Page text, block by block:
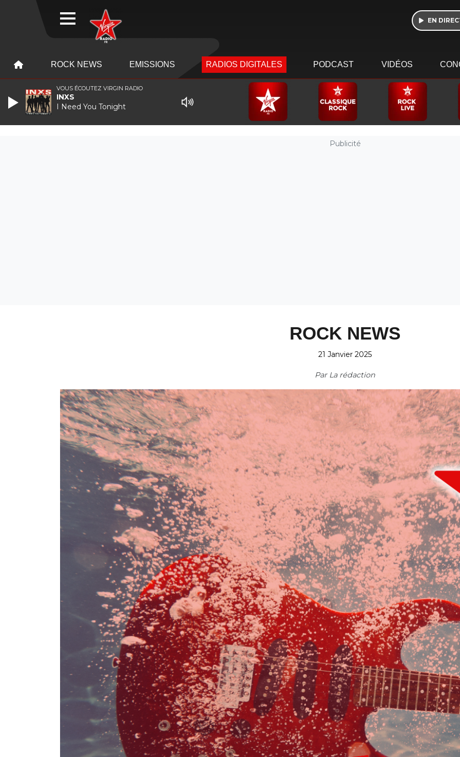
EN
ROCK NEWS EMISSIONS RADIOS DIGITALES PODCAST VIDÉOS
Publicité
ROCK NEWS
21 Janvier 2025
Par La rédaction
VOUS ÉCOUTEZ VIRGIN RADIO
INXS
I Need You Tonight
WEBRADIO